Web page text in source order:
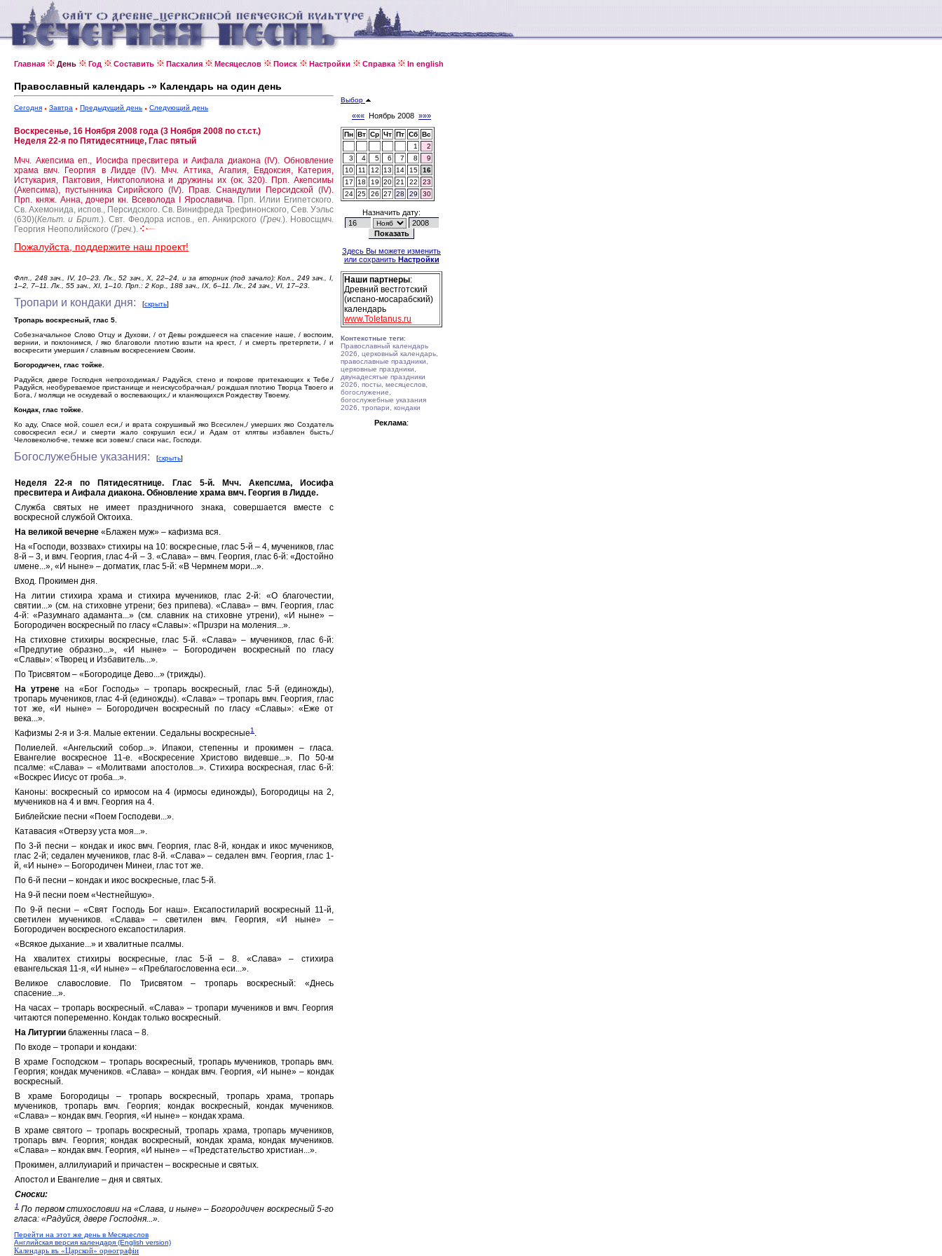
Главная День Год Составить Пасхалия Месяцеслов Поиск Настройки Справка In english
Православный календарь -» Календарь на один день
Сегодня Завтра Предыдущий день Следующий день
Воскресенье, 16 Ноября 2008 года (3 Ноября 2008 по ст.ст.)
Неделя 22-я по Пятидесятнице, Глас пятый
Мчч. Акепсима еп., Иосифа пресвитера и Аифала диакона (IV). Обновление
храма вмч. Георгия в Лидде (IV).
Мчч. Аттика, Агапия, Евдоксия, Катерия,
Истукария, Пактовия, Никтополиона и дружины их (ок. 320). Прп. Акепсимы
(Акепсима), пустынника Сирийского (IV).
Прав. Снандулии Персидской (IV).
Прп. княж. Анна, дочери кн. Всеволода I Ярославича. Прп. Илии Египетского.
Св. Ахемонида, испов., Персидского. Св. Винифреда Трефинонского, Сев. Уэльс
(630)(Кельт. и Брит.). Свт. Феодора испов., еп. Анкирского (Греч.). Новосщмч.
Георгия Неополийского (Греч.).
Пожалуйста, поддержите наш проект!
Флп., 248 зач., IV, 10–23. Лк., 52 зач., X, 22–24, и за вторник (под зачало): Кол., 249 зач., I,
1–2, 7–11. Лк., 55 зач., XI, 1–10. Прп.: 2 Кор., 188 зач., IX, 6–11. Лк., 24 зач., VI, 17–23.
Тропари и кондаки дня: [скрыть]
Тропарь воскресный, глас 5.
Собезначальное Слово Отцу и Духови, / от Девы рождшееся на спасение наше, / воспоим,
вернии, и поклонимся, / яко благоволи плотию взыти на крест, / и смерть претерпети, / и
воскресити умершия / славным воскресением Своим.
Богородичен, глас тойже.
Радуйся, двере Господня непроходимая./ Радуйся, стено и покрове притекающих к Тебе./
Радуйся, необуреваемое пристанище и неискусобрачная,/ рождшая плотию Творца Твоего и
Бога, / молящи не оскудевай о воспевающих,/ и кланяющихся Рождеству Твоему.
Кондак, глас тойже.
Ко аду, Спасе мой, сошел еси,/ и врата сокрушивый яко Всесилен,/ умерших яко Создатель
совоскресил еси,/ и смерти жало сокрушил еси,/ и Адам от клятвы избавлен бысть,/
Человеколюбче, темже вси зовем:/ спаси нас, Господи.
Богослужебные указания: [скрыть]
Неделя 22-я по Пятидесятнице. Глас 5-й. Мчч. Акепсима, Иосифа
пресвитера и Аифала диакона. Обновление храма вмч. Георгия в Лидде.
Служба святых не имеет праздничного знака, совершается вместе с
воскресной службой Октоиха.
На великой вечерне «Блажен муж» – кафизма вся.
На «Господи, воззвах» стихиры на 10: воскресные, глас 5-й – 4, мучеников, глас
8-й – 3, и вмч. Георгия, глас 4-й – 3. «Слава» – вмч. Георгия, глас 6-й: «Достойно
имене...», «И ныне» – догматик, глас 5-й: «В Чермнем мори...».
Вход. Прокимен дня.
На литии стихира храма и стихира мучеников, глас 2-й: «О благочестии,
святии...» (см. на стиховне утрени; без припева). «Слава» – вмч. Георгия, глас
4-й: «Разумнаго адаманта...» (см. славник на стиховне утрени), «И ныне» –
Богородичен воскресный по гласу «Славы»: «Призри на моления...».
На стиховне стихиры воскресные, глас 5-й. «Слава» – мучеников, глас 6-й:
«Предпутие образно...», «И ныне» – Богородичен воскресный по гласу
«Славы»: «Творец и Избавитель...».
По Трисвятом – «Богородице Дево...» (трижды).
На утренена «Бог Господь» – тропарь воскресный, глас 5-й (единожды),
тропарь мучеников, глас 4-й (единожды). «Слава» – тропарь вмч. Георгия, глас
тот же, «И ныне» – Богородичен воскресный по гласу «Славы»: «Еже от
века...».
Кафизмы 2-я и 3-я. Малые ектении. Седальны воскресные1 .
Полиелей. «Ангельский собор...». Ипакои, степенны и прокимен – гласа.
Евангелие воскресное 11-е. «Воскресение Христово видевше...». По 50-м
псалме: «Слава» – «Молитвами апостолов...». Стихира воскресная, глас 6-й:
«Воскрес Иисус от гроба...».
Каноны: воскресный со ирмосом на 4 (ирмосы единожды), Богородицы на 2,
мучеников на 4 и вмч. Георгия на 4.
Библейские песни «Поем Господеви...».
Катавасия «Отверзу уста моя...».
По 3-й песни – кондак и икос вмч. Георгия, глас 8-й, кондак и икос мучеников,
глас 2-й; седален мучеников, глас 8-й. «Слава» – седален вмч. Георгия, глас 1-
й, «И ныне» – Богородичен Минеи, глас тот же.
По 6-й песни – кондак и икос воскресные, глас 5-й.
На 9-й песни поем «Честнейшую».
По 9-й песни – «Свят Господь Бог наш». Ексапостиларий воскресный 11-й,
светилен мучеников. «Слава» – светилен вмч. Георгия, «И ныне» –
Богородичен воскресного ексапостилария.
«Всякое дыхание...» и хвалитные псалмы.
На хвалитех стихиры воскресные, глас 5-й – 8. «Слава» – стихира
евангельская 11-я, «И ныне» – «Преблагословенна еси...».
Великое славословие. По Трисвятом – тропарь воскресный: «Днесь
спасение...».
На часах – тропарь воскресный. «Слава» – тропари мучеников и вмч. Георгия
читаются попеременно. Кондак только воскресный.
На Литургии блаженны гласа – 8.
По входе – тропари и кондаки:
В храме Господском – тропарь воскресный, тропарь мучеников, тропарь вмч.
Георгия; кондак мучеников. «Слава» – кондак вмч. Георгия, «И ныне» – кондак
воскресный.
В храме Богородицы – тропарь воскресный, тропарь храма, тропарь
мучеников, тропарь вмч. Георгия; кондак воскресный, кондак мучеников.
«Слава» – кондак вмч. Георгия, «И ныне» – кондак храма.
В храме святого – тропарь воскресный, тропарь храма, тропарь мучеников,
тропарь вмч. Георгия; кондак воскресный, кондак храма, кондак мучеников.
«Слава» – кондак вмч. Георгия, «И ныне» – «Предстательство христиан...».
Прокимен, аллилуиарий и причастен – воскресные и святых.
Апостол и Евангелие – дня и святых.
Сноски:
1 По первом стихословии на «Слава, и ныне» – Богородичен воскресный 5-го
гласа: «Радуйся, двере Господня...».
Перейти на этот же день в Месяцеслов
Английская версия календаря (English version)
Календарь въ «Царской» орѳографiи
Выбор
««« Ноябрь 2008 »»»
Пн Вт Ср Чт Пт Сб Вс
1
2
3
4 5 6 7 8
9
10
11 12 13 14 15
16
17
18 19 20 21 22
23
24 25 26 27 28 29 30
Назначить дату:
Здесь Вы можете изменить
или сохранить Настройки
Наши партнеры:
Древний вестготский
(испано-мосарабский)
календарь
www.Toletanus.ru
Контекстные теги:
Православный календарь
2026, церковный календарь,
православные праздники,
церковные праздники,
двунадесятые праздники
2026, посты, месяцеслов,
богослужение,
богослужебные указания
2026, тропари, кондаки
Реклама: